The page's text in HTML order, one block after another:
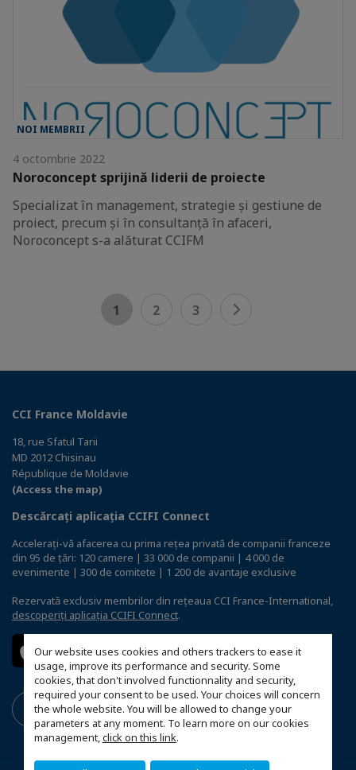
Our website uses cookies and others trackers to ease it
usage, improve its performance and security. Some
cookies, that don't involved functionnality and security,
required your consent to be used. Your choices will concern
the whole website. You will be allowed to change your
parameters at any moment. To learn more on our cookies
management,click on this link.
NOI MEMBRII
4 octombrie 2022
Noroconcept sprijină liderii de proiecte
Specializat în management, strategie și gestiune de
proiect, precum și în consultanță în afaceri,
Noroconcept s-a alăturat CCIFM
1 2 3
CCI France Moldavie
18, rue Sfatul Tarii
MD 2012 Chisinau
République de Moldavie
(Access the map)
Descărcați aplicația CCIFI Connect
Accelerați-vă afacerea cu prima rețea privată de companii franceze
din 95 de țări: 120 camere | 33 000 de companii | 4 000 de
evenimente | 300 de comitete | 1 200 de avantaje exclusive
Rezervată exclusiv membrilor din rețeaua CCI France-International,
descoperiți aplicația CCIFI Connect.